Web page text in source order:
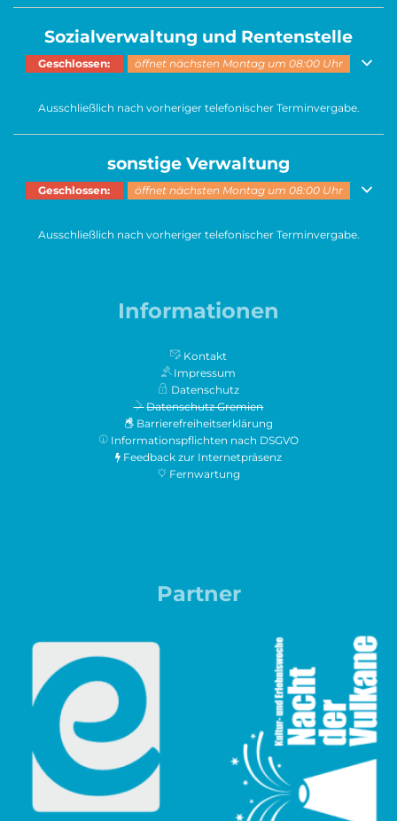
Sozialverwaltung und Rentenstelle
Klicken, um weitere Öffnungs- oder Schließzeiten auszublenden
Geschlossen: öffnet nächsten Montag um 08:00 Uhr
Ausschließlich nach vorheriger telefonischer Terminvergabe.
sonstige Verwaltung
Klicken, um weitere Öffnungs- oder Schließzeiten auszublenden
Geschlossen: öffnet nächsten Montag um 08:00 Uhr
Ausschließlich nach vorheriger telefonischer Terminvergabe.
Informationen
Kontakt
Impressum
Datenschutz
Datenschutz Gremien
Barrierefreiheitserklärung
Informationspflichten nach DSGVO
Feedback zur Internetpräsenz
Fernwartung
Partner